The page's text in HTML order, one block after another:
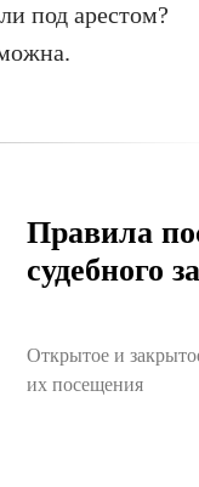
под арестом?
Правила
судебного
Открытое и
их посещения